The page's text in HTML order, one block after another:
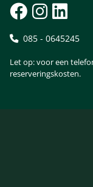
085 - 0645245
Let op: voor een
reserveringskosten.